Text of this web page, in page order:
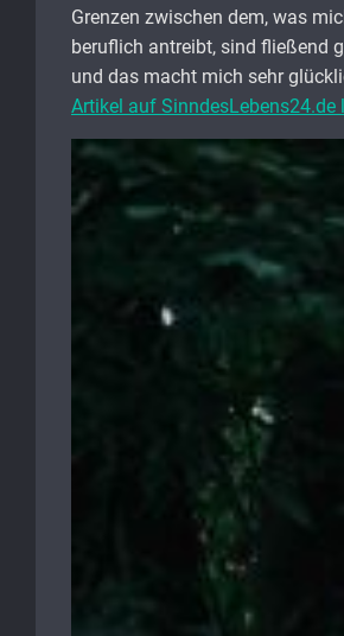
Grenzen zwischen dem, was
beruflich antreibt, sind fließend
und das macht mich sehr
Artikel auf SinndesLebens24.de